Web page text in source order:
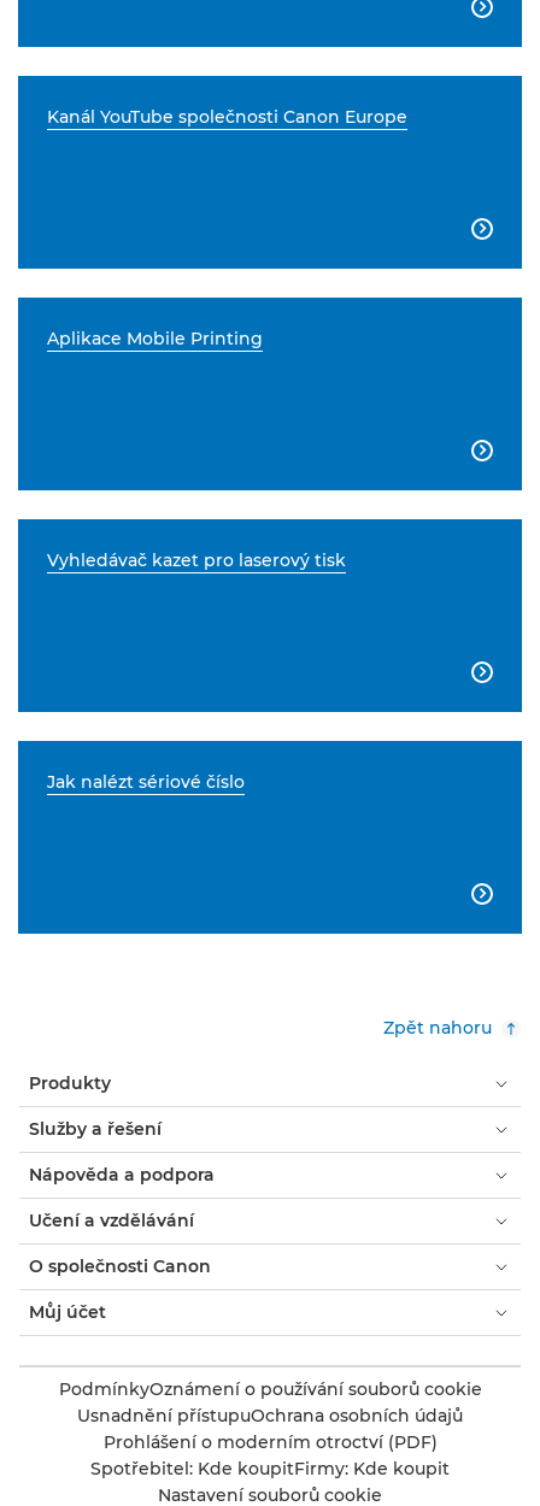

Kanál YouTube společnosti Canon Europe

Aplikace Mobile Printing

Vyhledávač kazet pro laserový tisk

Jak nalézt sériové číslo

Zpět nahoru
Produkty
Služby a řešení
Nápověda a podpora
Učení a vzdělávání
O společnosti Canon
Můj účet
PodmínkyOznámení o používání souborů cookie
Usnadnění přístupuOchrana osobních údajů
Prohlášení o moderním otroctví (PDF)
Spotřebitel: Kde koupitFirmy: Kde koupit
Nastavení souborů cookie